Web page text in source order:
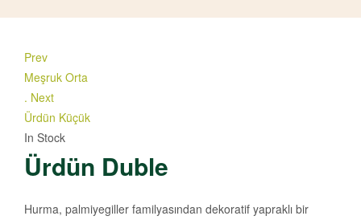
Prev
Meşruk Orta
. Next
Ürdün Küçük
In Stock
Ürdün Duble
Hurma, palmiyegiller familyasından dekoratif yapraklı bir